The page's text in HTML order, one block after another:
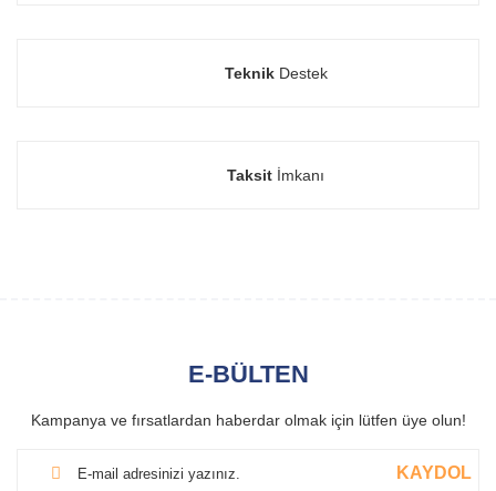
TeknikDestek
Taksit İmkanı
E-BÜLTEN
Kampanya ve fırsatlardan haberdar olmak için lütfen üye olun!
KAYDOL